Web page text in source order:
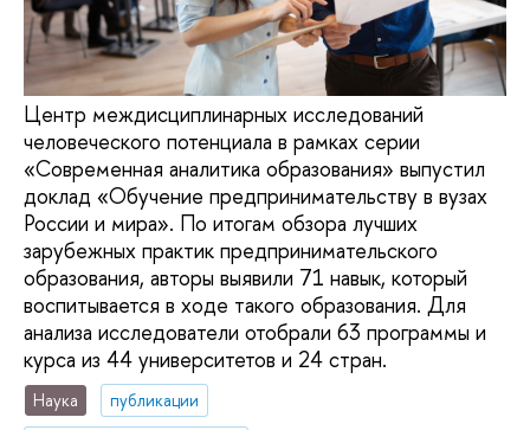
Центр междисциплинарных исследований
человеческого потенциала в рамках серии
«Современная аналитика образования» выпустил
доклад «Обучение предпринимательству в вузах
России и мира». По итогам обзора лучших
зарубежных практик предпринимательского
образования, авторы выявили 71 навык, который
воспитывается в ходе такого образования. Для
анализа исследователи отобрали 63 программы и
курса из 44 университетов и 24 стран.
Наука
публикации